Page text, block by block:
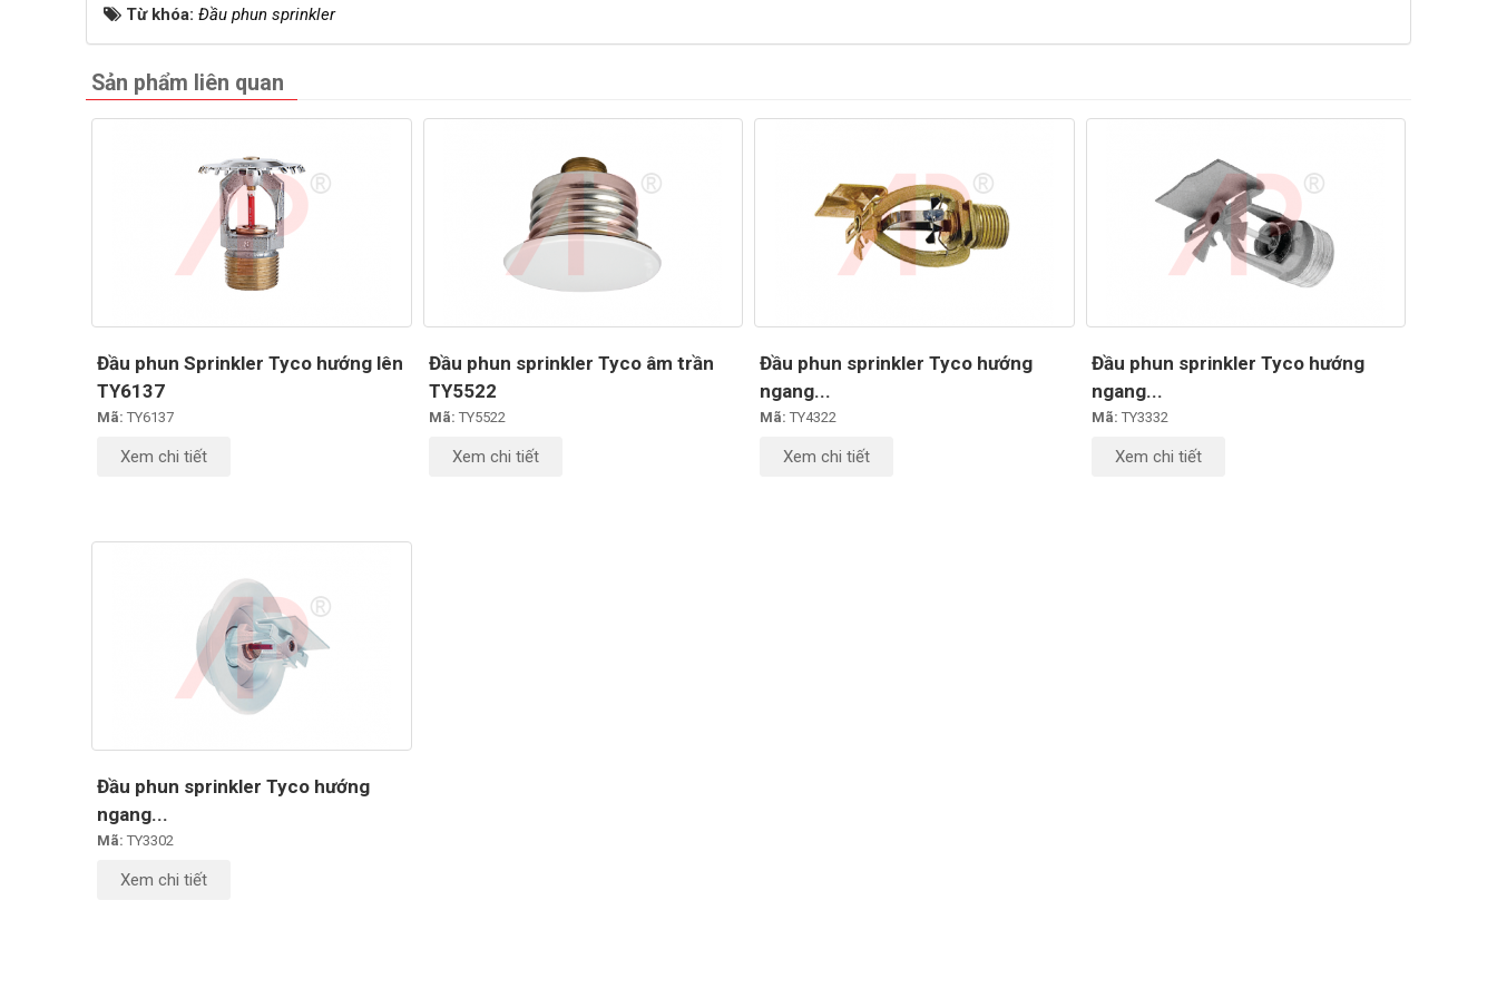
Từ khóa: Đầu phun sprinkler
Sản phẩm liên quan
Đầu phun Sprinkler Tyco hướng lên
TY6137
Mã: TY6137
Xem chi tiết
Đầu phun sprinkler Tyco âm trần
TY5522
Mã: TY5522
Xem chi tiết
Đầu phun sprinkler Tyco hướng
ngang...
Mã: TY4322
Xem chi tiết
Đầu phun sprinkler Tyco hướng
ngang...
Mã: TY3332
Xem chi tiết
Đầu phun sprinkler Tyco hướng
ngang...
Mã: TY3302
Xem chi tiết